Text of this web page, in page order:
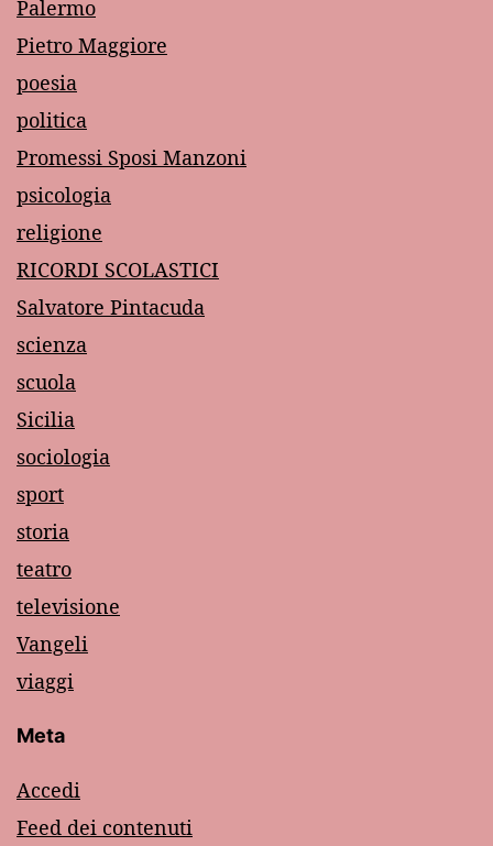
Palermo
Pietro Maggiore
poesia
politica
Promessi Sposi Manzoni
psicologia
religione
RICORDI SCOLASTICI
Salvatore Pintacuda
scienza
scuola
Sicilia
sociologia
sport
storia
teatro
televisione
Vangeli
viaggi
Meta
Accedi
Feed dei contenuti